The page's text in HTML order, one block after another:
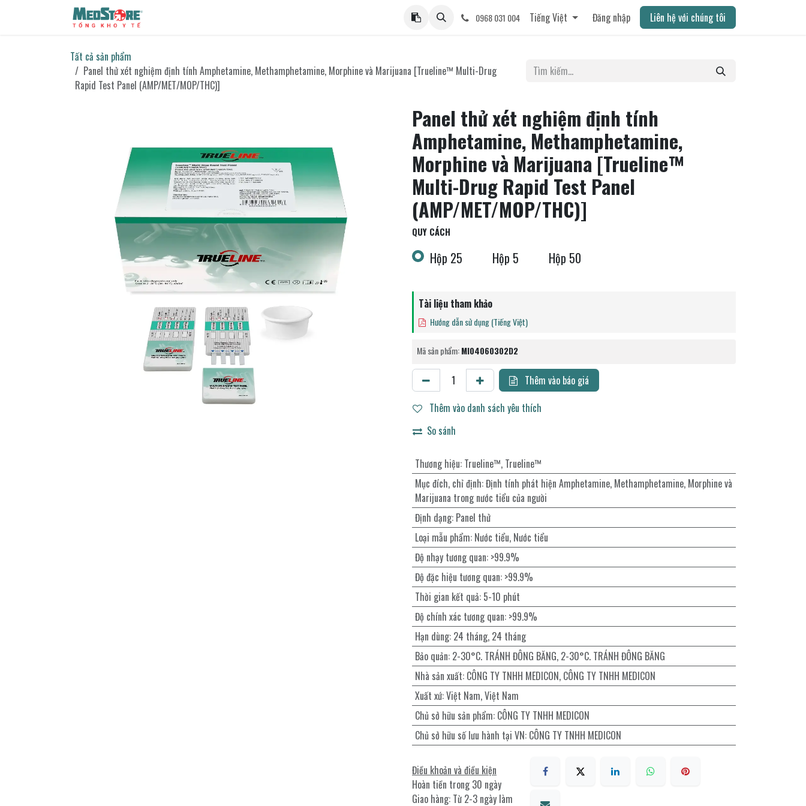
Bỏ qua để đến Nội dung
0968 031 004 Tiếng Việt Đăng nhập Liên hệ với chúng tôi
Tất cả sản phẩm
Panel thử xét nghiệm định tính Amphetamine, Methamphetamine, Morphine và Marijuana [Trueline™ Multi-Drug
Rapid Test Panel (AMP/MET/MOP/THC)]
Panel thử xét nghiệm định tính
Amphetamine, Methamphetamine,
Morphine và Marijuana [Trueline™
Multi-Drug Rapid Test Panel
(AMP/MET/MOP/THC)]
QUY CÁCH
Hộp 25 Hộp 5 Hộp 50
Tài liệu tham khảo
Hướng dẫn sử dụng (Tiếng Việt)
Mã sản phẩm:MI04060302D2
Thêm vào báo giá
Thêm vào danh sách yêu thích
So sánh
Thương hiệu: Trueline™, Trueline™
Mục đích, chỉ định:Định tính phát hiện Amphetamine, Methamphetamine, Morphine và
Marijuana trong nước tiểu của người
Định dạng: Panel thử
Loại mẫu phẩm: Nước tiểu, Nước tiểu
Độ nhạy tương quan: >99.9%
Độ đặc hiệu tương quan: >99.9%
Thời gian kết quả: 5-10 phút
Độ chính xác tương quan: >99.9%
Hạn dùng: 24 tháng, 24 tháng
Bảo quản: 2-30°C. TRÁNH ĐÔNG BĂNG, 2-30°C. TRÁNH ĐÔNG BĂNG
Nhà sản xuất: CÔNG TY TNHH MEDICON, CÔNG TY TNHH MEDICON
Xuất xứ:Việt Nam,Việt Nam
Chủ sở hữu sản phẩm: CÔNG TY TNHH MEDICON
Chủ sở hữu số lưu hành tại VN: CÔNG TY TNHH MEDICON
Điều khoản và điều kiện
Hoàn tiền trong 30 ngày
Giao hàng: Từ 2-3 ngày làm